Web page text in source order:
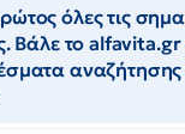
όλες τις
Βάλε το
αναζήτησης